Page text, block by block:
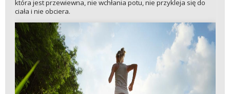
która jest przewiewna, nie wchłania potu, nie przykleja się do
ciała i nie obciera.